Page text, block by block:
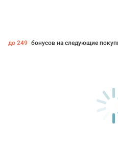
до 249 бонусов на следующие